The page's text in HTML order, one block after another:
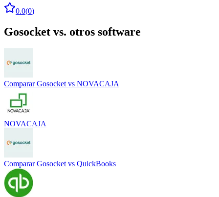
0.0(0)
Gosocket vs. otros software
Comparar Gosocket vs NOVACAJA
NOVACAJA
Comparar Gosocket vs QuickBooks